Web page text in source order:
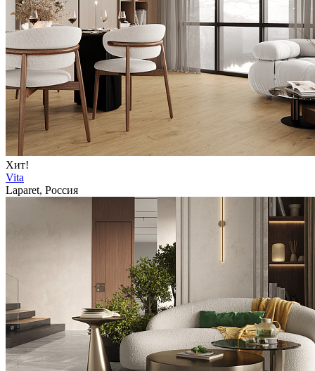
Хит!
Vita
Laparet, Россия